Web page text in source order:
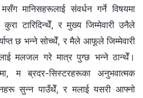
मानिसहरूलाई संवर्धन गर्ने विषयमा
टारिदिन्थेँ, र मुख्य जिम्मेवारी उनैले
छ भन्‍ने सोच्थेँ, र मैले आफूले जिम्मेवारी
मलजल गरे मात्र पुग्छ भन्ने ठान्थेँ।
म ब्रदर-सिस्टरहरूका अनुभवात्मक
सुन्न पाउँथेँ, र मलाई यसरी आफ्नो